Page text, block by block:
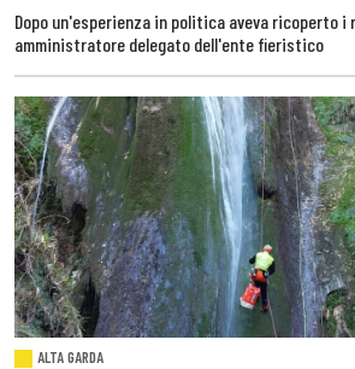
Dopo un'esperienza in politica aveva ricoperto i
amministratore delegato dell'ente fieristico
ALTA GARDA